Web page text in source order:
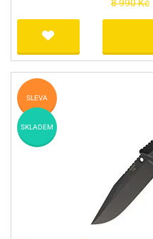
8 990 Kč
SLEVA
SKLADEM